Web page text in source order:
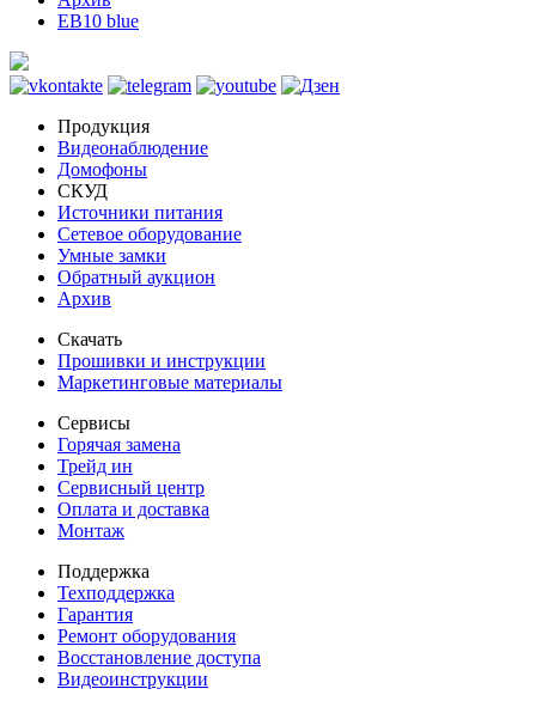
EB10 blue
Продукция
Видеонаблюдение
Домофоны
СКУД
Источники питания
Сетевое оборудование
Умные замки
Обратный аукцион
Архив
Скачать
Прошивки и инструкции
Маркетинговые материалы
Сервисы
Горячая замена
Трейд ин
Сервисный центр
Оплата и доставка
Монтаж
Поддержка
Техподдержка
Гарантия
Ремонт оборудования
Восстановление доступа
Видеоинструкции